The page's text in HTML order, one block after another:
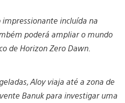
impressionante incluída na
poderá ampliar o mundo
de Horizon Zero Dawn.
Aloy viaja até a zona de
Banuk para investigar uma